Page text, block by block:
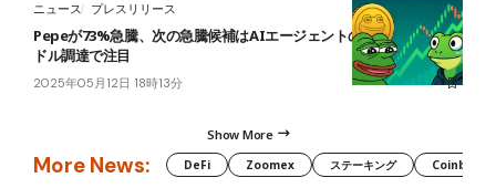
ニュース プレスリリース
Pepeが73%急騰、次の急騰候補はAIエージェントの$MIND？900万
ドル調達で注目
2025年05月12日 18時13分
Show More
More News: DeFi Zoomex ステーキング Coinbase